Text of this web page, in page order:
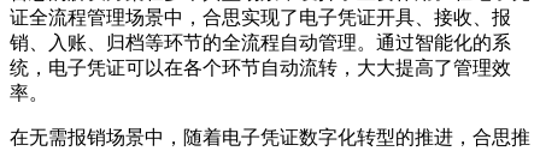
证全流程管理场景中，合思实现了电子凭证开具、接收、报
销、入账、归档等环节的全流程自动管理。通过智能化的系
统，电子凭证可以在各个环节自动流转，大大提高了管理效
率。
在无需报销场景中，随着电子凭证数字化转型的推进，合思推